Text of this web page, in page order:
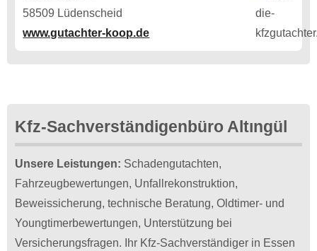
58509 Lüdenscheid
www.gutachter-koop.de
Kfz-Sachverständigenbüro Altıngül
Unsere Leistungen: Schadengutachten,
Fahrzeugbewertungen, Unfallrekonstruktion,
Beweissicherung, technische Beratung, Oldtimer- und
Youngtimerbewertungen, Unterstützung bei
Versicherungsfragen. Ihr Kfz-Sachverständiger in Essen